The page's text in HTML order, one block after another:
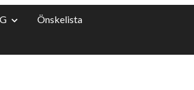
Önskelista